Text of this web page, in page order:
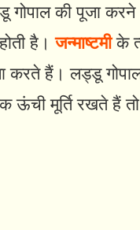
गोपाल की पूजा
है।जन्माष्टमीके
हैं। लड्डू गोपाल
मूर्ति रखते हैं तो